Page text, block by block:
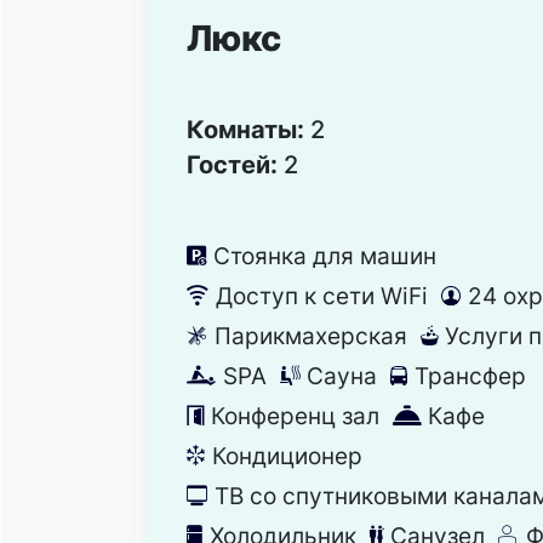
Люкс
Комнаты: 2
Гостей: 2
냧 Стоянка для машин
뀄 Доступ к сети WiFi 댑 24
덨 Парикмахерская 뀧 Услуги
녖 SPA 끤 Сауна 눣 Трансфер
눹 Конференц зал 덐 Кафе
뀸 Кондиционер
넎 ТВ со спутниковыми
녒 Холодильник 댃 Санузел 덶